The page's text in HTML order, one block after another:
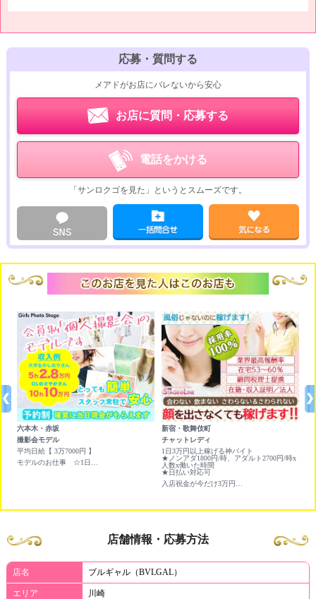
応募・質問する
メアドがお店にバレないから安心
お店に質問・応募する
電話をかける
「サンロクゴを見た」というとスムーズです。
六本木・赤坂
撮影会モデル
平均日給【 3万7000円 】
新宿・歌舞伎町
チャットレディ
1日3万円以上稼げる神バイト
★ノンアダ1800円/時、アダルト2700円/時x
人数x働いた時間
★日払い対応可
店舗情報・応募方法
店名 ブルギャル（BVLGAL）
エリア 川崎